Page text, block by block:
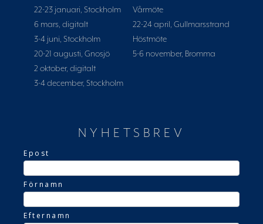
22-23 januari, Stockholm
6 mars, digitalt
3-4 juni, Stockholm
20-21 augusti, Gnosjö
2 oktober, digitalt
3-4 december, Stockholm
Vårmöte
22-24 april, Gullmarsstrand
Höstmöte
5-6 november, Bromma
NYHETSBREV
Epost
Förnamn
Efternamn